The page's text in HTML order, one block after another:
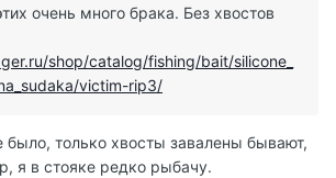
очень много брака. Без хвостов
shop/catalog/fishing/bait/silicone_
victim-rip3/
было, только хвосты завалены бывают,
я в стояке редко рыбачу.